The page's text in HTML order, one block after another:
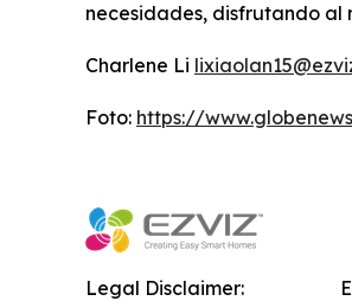
necesidades, disfrutando al
Charlene Li
Foto: https://
Legal Disclaimer: